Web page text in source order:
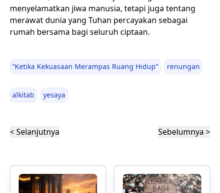
menyelamatkan jiwa manusia, tetapi juga tentang
merawat dunia yang Tuhan percayakan sebagai
rumah bersama bagi seluruh ciptaan.
“Ketika Kekuasaan Merampas Ruang Hidup” renungan
alkitab yesaya
< Selanjutnya Sebelumnya >